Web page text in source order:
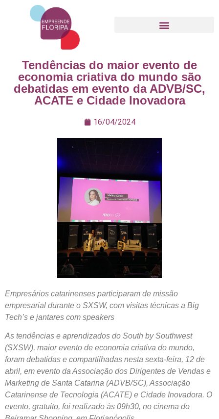
Tendências do maior evento de
economia criativa do mundo são
debatidas em evento da ADVB/SC,
ACATE e Cidade Inovadora
16/04/2024
Empresários catarinenses participaram de missão
empresarial durante o SXSW, com visitas técnicas a Big
Tech’s e jantares com speakers
As tendências e aprendizados do South by Southwest
(SXSW), maior evento de economia criativa do mundo,
foram debatidas e compartilhadas nesta sexta-feira, 12 de
abril, em evento da Associação dos Dirigentes de Vendas e
Marketing de Santa Catarina (ADVB/SC), Associação
Catarinense de Tecnologia (ACATE) e Cidade Inovadora. O
evento, gratuito, foi realizado às 09h30, no cinema do